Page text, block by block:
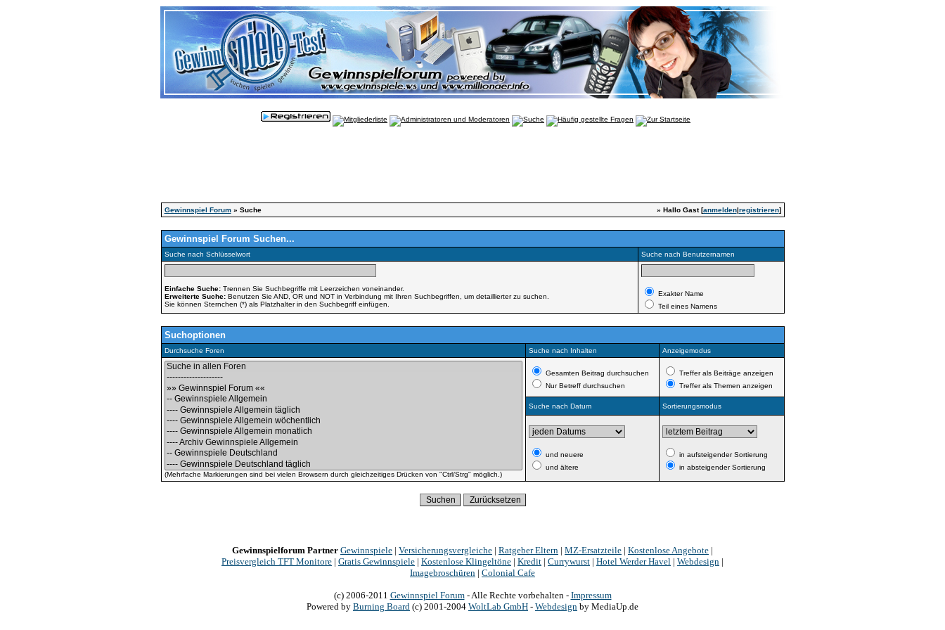
Gewinnspiel Forum» Suche » Hallo Gast [anmelden|registrieren]
Gewinnspiel Forum Suchen...
Suche nach Schlüsselwort Suche nach Benutzernamen
Einfache Suche:Trennen Sie Suchbegriffe mit Leerzeichen voneinander.
Erweiterte Suche:Benutzen Sie AND, OR und NOT in Verbindung mit Ihren Suchbegriffen, um detaillierter zu suchen.
Sie können Sternchen (*) als Platzhalter in den Suchbegriff einfügen.
Exakter Name
Teil eines Namens
Suchoptionen
Durchsuche Foren Suche nach Inhalten Anzeigemodus
(Mehrfache Markierungen sind bei vielen Browsern durch gleichzeitiges Drücken von "Ctrl/Strg" möglich.)
Gesamten Beitrag durchsuchen
Nur Betreff durchsuchen
Treffer als Beiträge anzeigen
Treffer als Themen anzeigen
Suche nach Datum Sortierungsmodus
und neuere
und ältere
in aufsteigender Sortierung
in absteigender Sortierung
Gewinnspielforum Partner Gewinnspiele | Versicherungsvergleiche | Ratgeber Eltern | MZ-Ersatzteile | Kostenlose Angebote |
Preisvergleich TFT Monitore | Gratis Gewinnspiele | Kostenlose Klingeltöne | Kredit | Currywurst | Hotel Werder Havel | Webdesign |
Imagebroschüren | Colonial Cafe
(c) 2006-2011 Gewinnspiel Forum- Alle Rechte vorbehalten - Impressum
Powered by Burning Board (c) 2001-2004 WoltLab GmbH - Webdesign by MediaUp.de